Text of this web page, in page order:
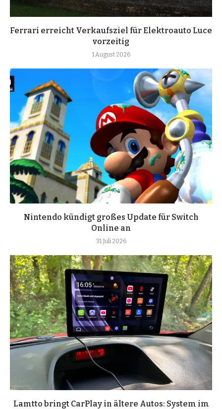
Ferrari erreicht Verkaufsziel für Elektroauto Luce
vorzeitig
1 August 2026
Nintendo kündigt großes Update für Switch
Online an
31 Juli 2026
Lamtto bringt CarPlay in ältere Autos: System im